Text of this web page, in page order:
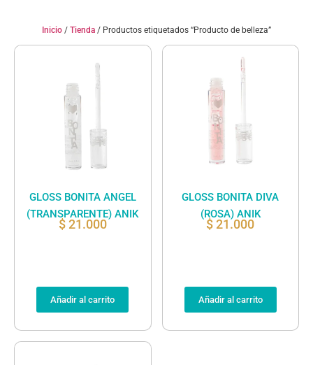
Inicio / Tienda / Productos etiquetados “Producto de belleza”
GLOSS BONITA ANGEL
(TRANSPARENTE) ANIK
$21.000
Añadir al carrito
GLOSS BONITA DIVA
(ROSA) ANIK
$21.000
Añadir al carrito